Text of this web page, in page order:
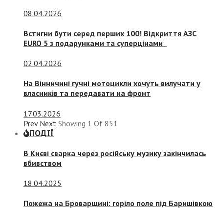
08.04.2026
Встигни бути серед перших 100! Відкриття АЗС
EURO 5 з подарунками та суперцінами
02.04.2026
На Вінничині гучні мотоцикли хочуть вилучати у
власників та передавати на фронт
17.03.2026
Prev Next Showing 1 Of 851
ПОДІЇ
В Києві сварка через російську музику закінчилась
вбивством
18.04.2025
Пожежа на Броварщині: горіло поле під Баришівкою